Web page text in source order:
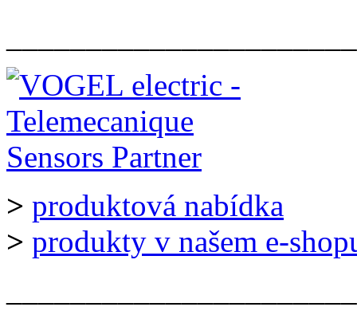
> produktová nabídka
> produkty v našem e-